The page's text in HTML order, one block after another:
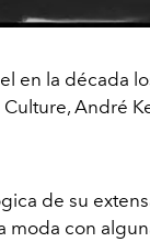
en la década
André
de su
moda con